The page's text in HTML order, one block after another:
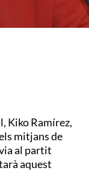
Kiko Ramírez,
mitjans de
al partit
aquest